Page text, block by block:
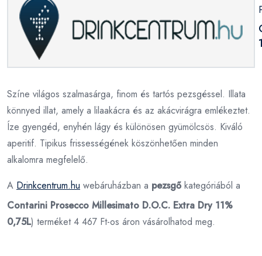
Színe világos szalmasárga, finom és tartós pezsgéssel. Illata
könnyed illat, amely a lilaakácra és az akácvirágra emlékeztet.
Íze gyengéd, enyhén lágy és különösen gyümölcsös. Kiváló
aperitif. Tipikus frissességének köszönhetően minden
alkalomra megfelelő.
A Drinkcentrum.hu webáruházban a pezsgő kategóriából a
Contarini Prosecco Millesimato D.O.C. Extra Dry 11%
0,75L) terméket 4 467 Ft-os áron vásárolhatod meg.